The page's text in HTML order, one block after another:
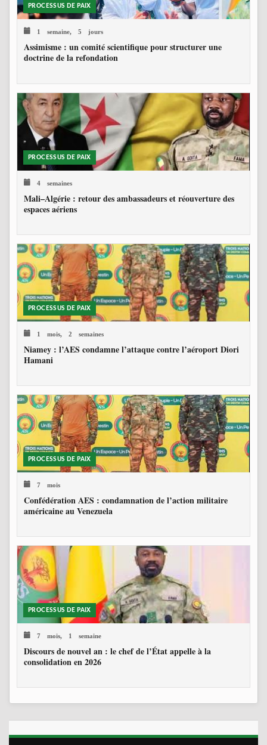
PROCESSUS DE PAIX
1 semaine, 5 jours
Assimisme : un comité scientifique pour structurer une
doctrine de la refondation
PROCESSUS DE PAIX
4 semaines
Mali–Algérie : retour des ambassadeurs et réouverture des
espaces aériens
PROCESSUS DE PAIX
1 mois, 2 semaines
Niamey : l’AES condamne l’attaque contre l’aéroport Diori
Hamani
PROCESSUS DE PAIX
7 mois
Confédération AES : condamnation de l’action militaire
américaine au Venezuela
PROCESSUS DE PAIX
7 mois, 1 semaine
Discours de nouvel an : le chef de l’État appelle à la
consolidation en 2026